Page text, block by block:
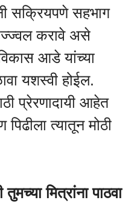
सक्रियपणे सहभाग
करावे असे
आडे यांच्या
यशस्वी होईल.
प्रेरणादायी आहेत
त्यातून मोठी
तुमच्या मित्रांना पाठवा